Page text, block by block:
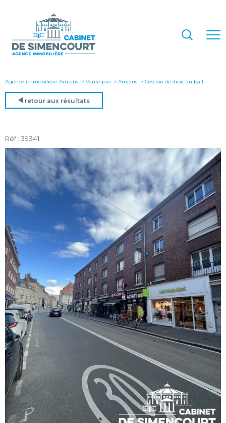
Agence immobilière Amiens Vente pro Amiens cession de droit au bail
retour aux résultats
Réf : 39341